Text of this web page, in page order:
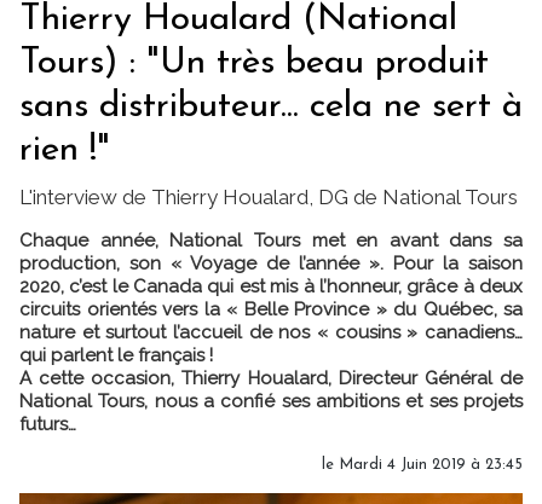
Thierry Houalard (National
Tours) : "Un très beau produit
sans distributeur... cela ne sert à
rien !"
L'interview de Thierry Houalard, DG de National Tours
Chaque année, National Tours met en avant dans sa
production, son « Voyage de l’année ». Pour la saison
2020, c’est le Canada qui est mis à l’honneur, grâce à deux
circuits orientés vers la « Belle Province » du Québec, sa
nature et surtout l’accueil de nos « cousins » canadiens…
qui parlent le français !
A cette occasion, Thierry Houalard, Directeur Général de
National Tours, nous a confié ses ambitions et ses projets
futurs…
le Mardi 4 Juin 2019 à 23:45